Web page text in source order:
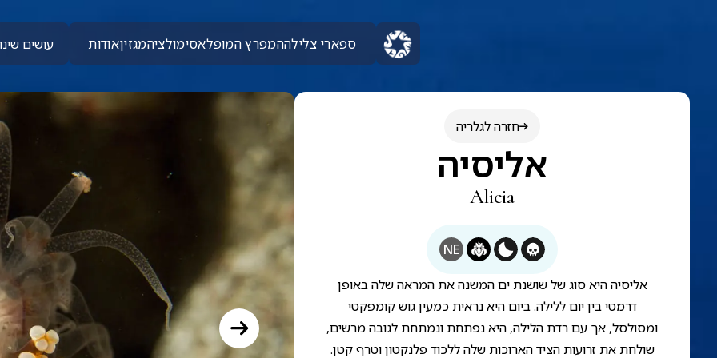
ספארי צלילההמפרץ המופלאסימולציהמגזיןאודות עושים
חזרה לגלריה
אליסיה
Alicia
NE
אליסיה היא סוג של שושנת ים המשנה את המראה שלה באופן
דרמטי בין יום ללילה. ביום היא נראית כמעין גוש קומפקטי
ומסולסל, אך עם רדת הלילה, היא נפתחת ונמתחת לגובה מרשים,
שולחת את זרועות הציד הארוכות שלה ללכוד פלנקטון וטרף קטן.